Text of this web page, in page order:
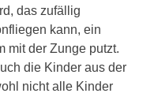
das zufällig
kann, ein
mit der Zunge putzt.
die Kinder aus der
nicht alle Kinder